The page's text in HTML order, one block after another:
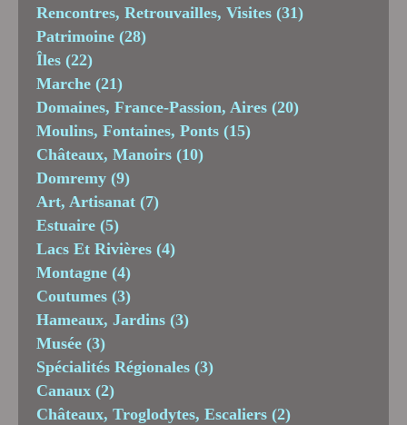
Rencontres, Retrouvailles, Visites (31)
Patrimoine (28)
Îles (22)
Marche (21)
Domaines, France-Passion, Aires (20)
Moulins, Fontaines, Ponts (15)
Châteaux, Manoirs (10)
Domremy (9)
Art, Artisanat (7)
Estuaire (5)
Lacs Et Rivières (4)
Montagne (4)
Coutumes (3)
Hameaux, Jardins (3)
Musée (3)
Spécialités Régionales (3)
Canaux (2)
Châteaux, Troglodytes, Escaliers (2)